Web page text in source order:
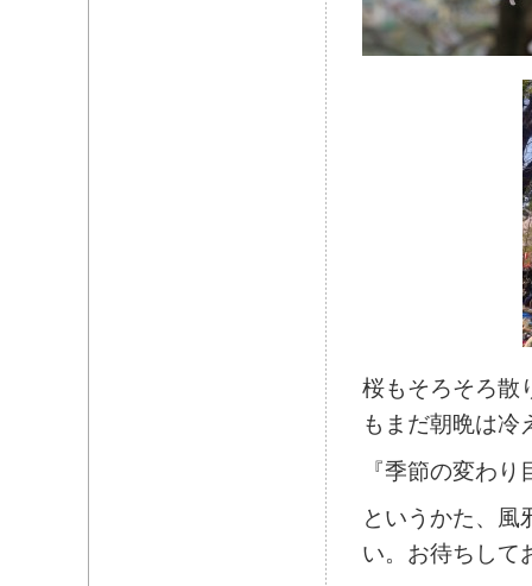
桜もそろそろ散
もまだ朝晩は冷
『季節の変わ
というかた、風
い。お待ちして